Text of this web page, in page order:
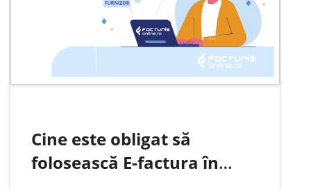
Cine este obligat să
folosească E-factura în